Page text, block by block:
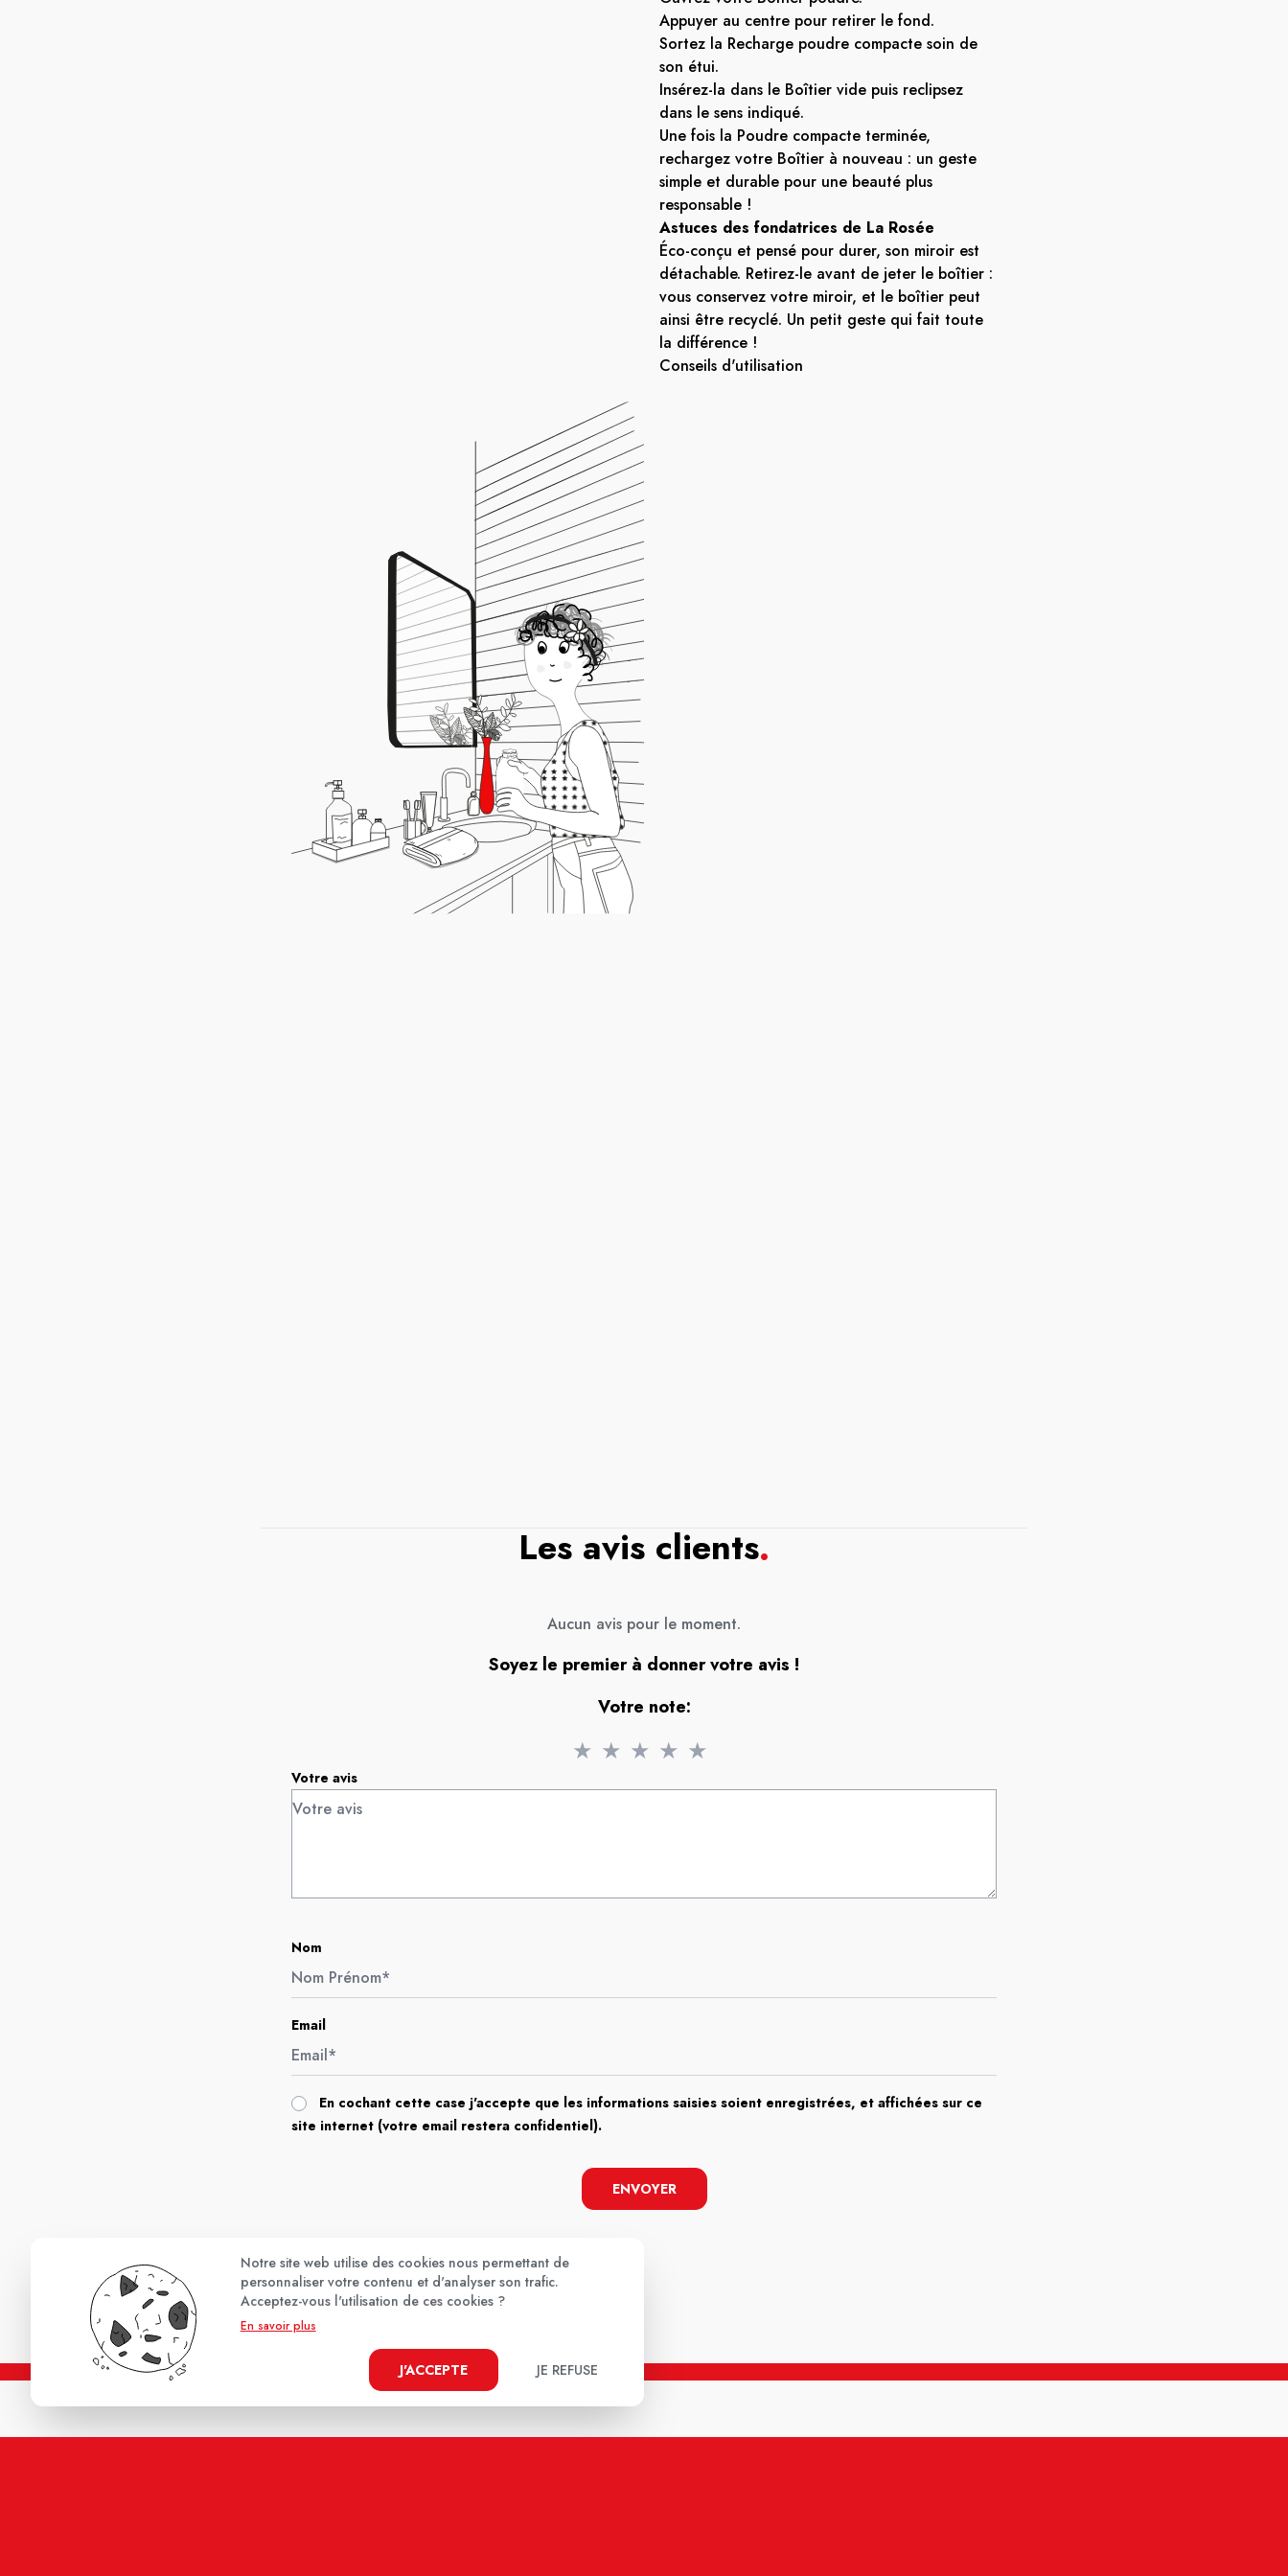
Appuyer au centre pour retirer le fond.
Sortez la Recharge poudre compacte soin de
son étui.
Insérez-la dans le Boîtier vide puis reclipsez
dans le sens indiqué.
Une fois la Poudre compacte terminée,
rechargez votre Boîtier à nouveau : un geste
simple et durable pour une beauté plus
responsable !
Astuces des fondatrices de La Rosée
Éco-conçu et pensé pour durer, son miroir est
détachable. Retirez-le avant de jeter le boîtier :
vous conservez votre miroir, et le boîtier peut
ainsi être recyclé. Un petit geste qui fait toute
la différence !
Conseils d'utilisation
Les avis clients.
Aucun avis pour le moment.
Soyez le premier à donner votre avis !
Votre note:
★ ★ ★ ★ ★
Votre avis
Nom
Email
En cochant cette case j'accepte que les informations saisies soient enregistrées, et affichées sur ce
site internet (votre email restera confidentiel).
ENVOYER
Notre site web utilise des cookies nous permettant de
personnaliser votre contenu et d'analyser son trafic.
Acceptez-vous l'utilisation de ces cookies ?
En savoir plus
J'ACCEPTE JE REFUSE